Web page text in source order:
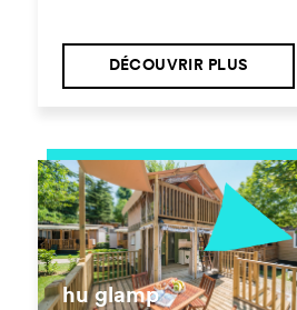
DÉCOUVRIR PLUS
hu glamp